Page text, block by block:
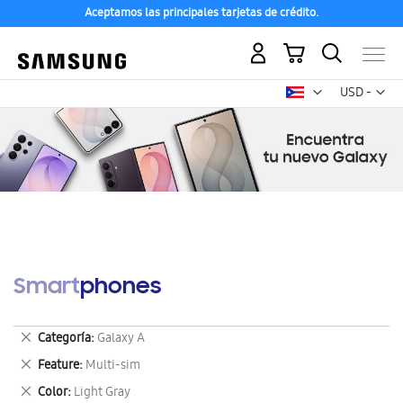
Aceptamos las principales tarjetas de crédito.
USD -
dólar
Mi carrito
Smartphones
Categoría Galaxy A
Eliminar
este
artículo
Feature Multi-sim
Eliminar
este
Color Light Gray
Eliminar